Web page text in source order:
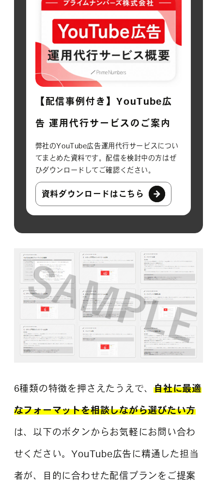
【配信事例付き】YouTube広
告 運用代行サービスのご案内
弊社のYouTube広告運用代行サービスについ
てまとめた資料です。配信を検討中の方はぜ
ひダウンロードしてご確認ください。
資料ダウンロードはこちら
6種類の特徴を押さえたうえで、自社に最適
なフォーマットを相談しながら選びたい方
は、以下のボタンからお気軽にお問い合わ
せください。YouTube広告に精通した担当
者が、目的に合わせた配信プランをご提案